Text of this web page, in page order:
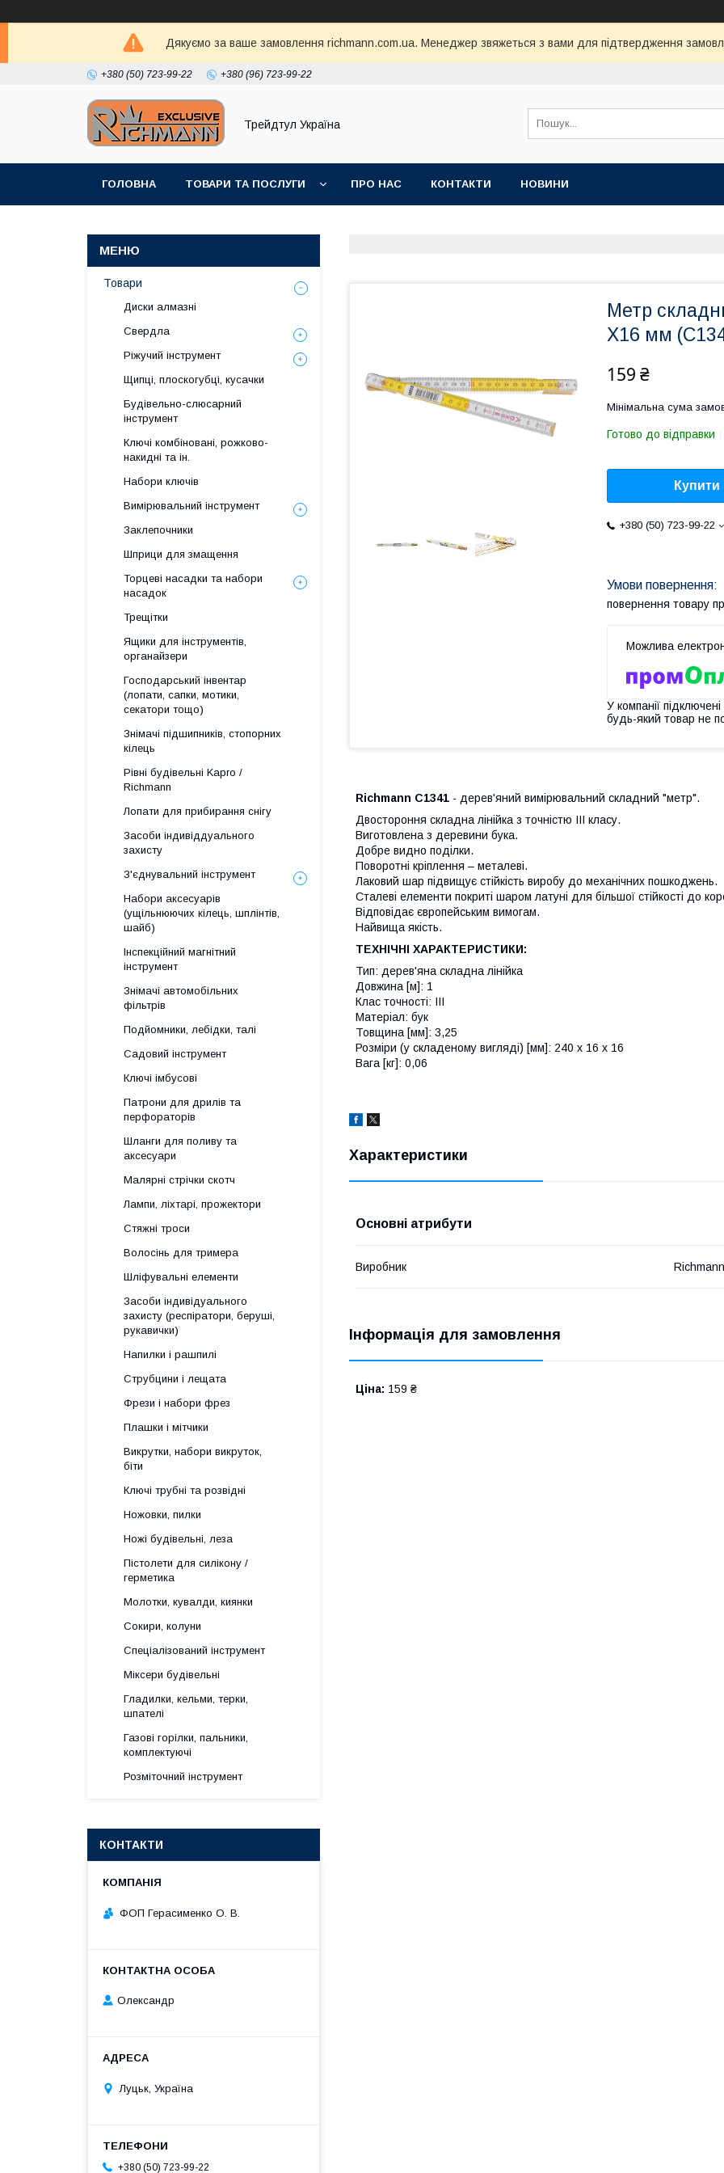
Дякуємо за ваше замовлення richmann.com.ua. Менеджер звяжеться з вами для підтвердження
+380 (50) 723-99-22 +380 (96) 723-99-22
Трейдтул Україна
ГОЛОВНА ТОВАРИ ТА ПОСЛУГИ ПРО НАС КОНТАКТИ НОВИНИ
Метр
Х16 мм
159 ₴
Мінімальна сума
Готово до відправки
Купити
+380 (50) 723-99-22
повернення товару
У компанії
будь-який товар не
Richmann C1341 - дерев'яний вимірювальний складний "метр".
Двостороння складна лінійка з точністю III класу.
Виготовлена з деревини бука.
Добре видно поділки.
Поворотні кріплення – металеві.
Лаковий шар підвищує стійкість виробу до механічних пошкоджень.
Сталеві елементи покриті шаром латуні для більшої стійкості до
Відповідає європейським вимогам.
Найвища якість.
ТЕХНІЧНІ ХАРАКТЕРИСТИКИ:
Тип: дерев'яна складна лінійка
Довжина [м]: 1
Клас точності: III
Матеріал: бук
Товщина [мм]: 3,25
Розміри (у складеному вигляді) [мм]: 240 x 16 x 16
Вага [кг]: 0,06
Характеристики
Основні атрибути
Виробник Richmann
Інформація для замовлення
Ціна: 159 ₴
Товари
Диски алмазні
Свердла
Ріжучий інструмент
Щипці, плоскогубці, кусачки
Будівельно-слюсарний
інструмент
Ключі комбіновані, рожково-
накидні та ін.
Набори ключів
Вимірювальний інструмент
Заклепочники
Шприци для змащення
Торцеві насадки та набори
насадок
Трещітки
Ящики для інструментів,
органайзери
Господарський інвентар
(лопати, сапки, мотики,
секатори тощо)
Знімачі підшипників, стопорних
кілець
Рівні будівельні Kapro /
Richmann
Лопати для прибирання снігу
Засоби індивіддуального
захисту
З'єднувальний інструмент
Набори аксесуарів
(ущільнюючих кілець, шплінтів,
шайб)
Інспекційний магнітний
інструмент
Знімачі автомобільних
фільтрів
Подйомники, лебідки, талі
Садовий інструмент
Ключі імбусові
Патрони для дрилів та
перфораторів
Шланги для поливу та
аксесуари
Малярні стрічки скотч
Лампи, ліхтарі, прожектори
Стяжні троси
Волосінь для тримера
Шліфувальні елементи
Засоби індивідуального
захисту (респіратори, беруші,
рукавички)
Напилки і рашпилі
Струбцини і лещата
Фрези і набори фрез
Плашки і мітчики
Викрутки, набори викруток,
біти
Ключі трубні та розвідні
Ножовки, пилки
Ножі будівельні, леза
Пістолети для силікону /
герметика
Молотки, кувалди, киянки
Сокири, колуни
Спеціалізований інструмент
Міксери будівельні
Гладилки, кельми, терки,
шпателі
Газові горілки, пальники,
комплектуючі
Розміточний інструмент
КОНТАКТИ
ФОП Герасименко О. В.
Олександр
Луцьк, Україна
+380 (50) 723-99-22